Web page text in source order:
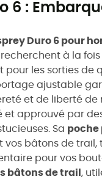
6 :
Duro 6 pour
à la
pour les sorties de
ajustable
et de liberté
et approuvé par
Sa poche
vos bâtons de trail,
pour vos
bâtons de trail ,